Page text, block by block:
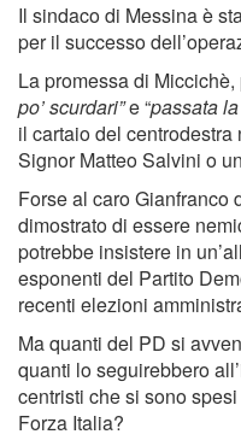
Il sindaco di Messina è
per il successo
La promessa di
po’ scurdari”e “passata
il cartaio del
Signor Matteo Salvini o
Forse al caro Gianfranco
dimostrato di essere
potrebbe insistere in
esponenti del Partito
recenti elezioni
Ma quanti del PD si
quanti lo seguirebbero
centristi che si sono
Forza Italia?